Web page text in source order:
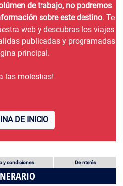
de trabajo, no podremos
sobre este destino. Te
web y descubras los viajes
publicadas y programadas
principal.
las molestias!
DE INICIO
y condiciones De interés